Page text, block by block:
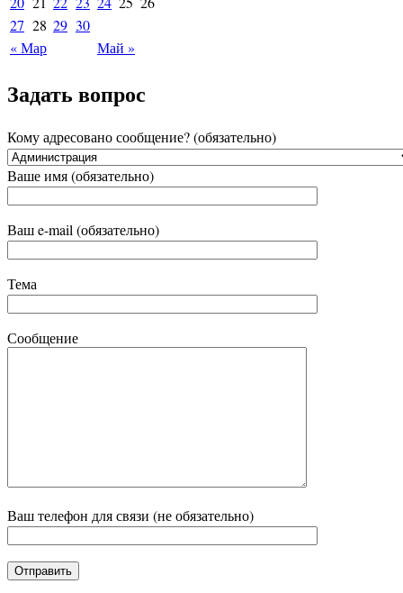
« Мар Май »
27 28 29 30
Задать вопрос
Кому адресовано сообщение? (обязательно)
Ваше имя (обязательно)
Ваш e-mail (обязательно)
Тема
Сообщение
Ваш телефон для связи (не обязательно)